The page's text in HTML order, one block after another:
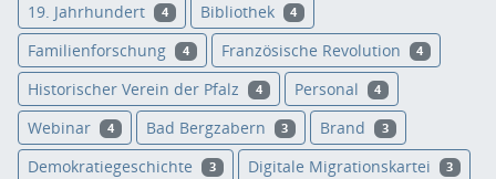
19. Jahrhundert 4 Bibliothek 4
Familienforschung 4 Französische Revolution 4
Historischer Verein der Pfalz 4 Personal 4
Webinar 4 Bad Bergzabern 3 Brand 3
Demokratiegeschichte 3 Digitale Migrationskartei 3